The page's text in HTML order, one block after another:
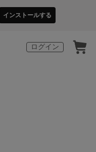
インストールする
ログイン